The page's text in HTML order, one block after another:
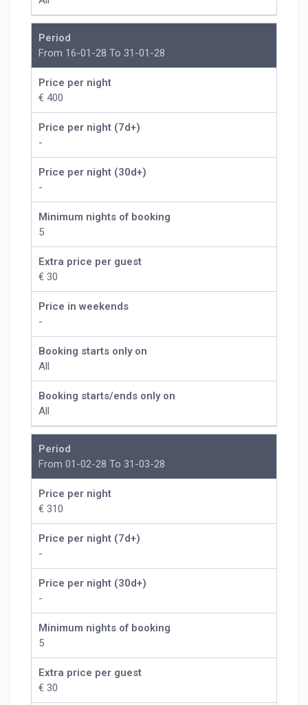
Period
From 16-01-28 To 31-01-28
Price per night
€ 400
Price per night (7d+)
-
Price per night (30d+)
-
Minimum nights of booking
5
Extra price per guest
€ 30
Price in weekends
-
Booking starts only on
All
Booking starts/ends only on
All
Period
From 01-02-28 To 31-03-28
Price per night
€ 310
Price per night (7d+)
-
Price per night (30d+)
-
Minimum nights of booking
5
Extra price per guest
€ 30